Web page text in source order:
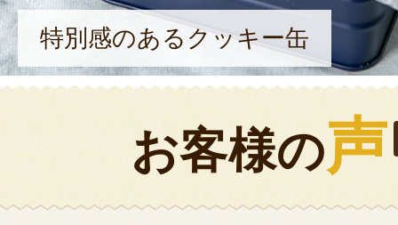
特別感のあるクッキー缶
お客様の声